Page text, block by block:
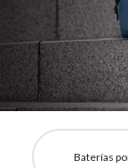
Baterías